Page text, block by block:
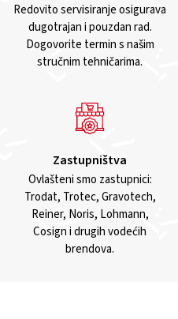
Redovito servisiranje osigurava
dugotrajan i pouzdan rad.
Dogovorite termin s našim
stručnim tehničarima.
Zastupništva
Ovlašteni smo zastupnici:
Trodat, Trotec, Gravotech,
Reiner, Noris, Lohmann,
Cosign i drugih vodećih
brendova.